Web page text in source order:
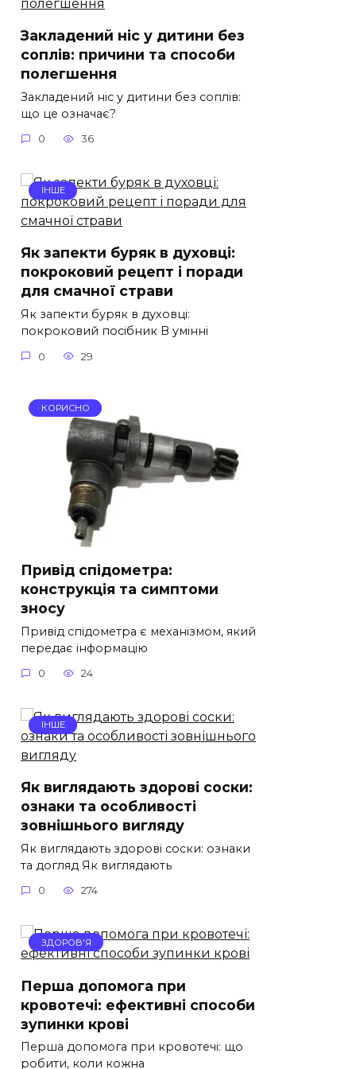
Закладений ніс у дитини без
соплів: причини та способи
полегшення
Закладений ніс у дитини без соплів:
що це означає?
0 36
ІНШЕ
Як запекти буряк в духовці:
покроковий рецепт і поради
для смачної страви
Як запекти буряк в духовці:
покроковий посібник В умінні
0 29
КОРИСНО
Привід спідометра:
конструкція та симптоми
зносу
Привід спідометра є механізмом, який
передає інформацію
0 24
ІНШЕ
Як виглядають здорові соски:
ознаки та особливості
зовнішнього вигляду
Як виглядають здорові соски: ознаки
та догляд Як виглядають
0 274
ЗДОРОВ'Я
Перша допомога при
кровотечі: ефективні способи
зупинки крові
Перша допомога при кровотечі: що
робити, коли кожна